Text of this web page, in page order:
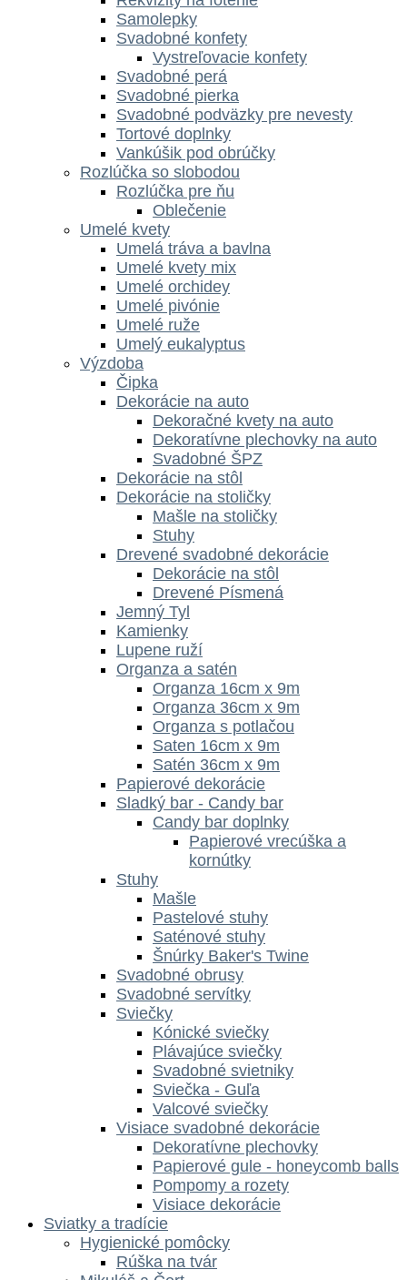
Samolepky
Svadobné konfety
Vystreľovacie konfety
Svadobné perá
Svadobné pierka
Svadobné podväzky pre nevesty
Tortové doplnky
Vankúšik pod obrúčky
Rozlúčka so slobodou
Rozlúčka pre ňu
Oblečenie
Umelé kvety
Umelá tráva a bavlna
Umelé kvety mix
Umelé orchidey
Umelé pivónie
Umelé ruže
Umelý eukalyptus
Výzdoba
Čipka
Dekorácie na auto
Dekoračné kvety na auto
Dekoratívne plechovky na auto
Svadobné ŠPZ
Dekorácie na stôl
Dekorácie na stoličky
Mašle na stoličky
Stuhy
Drevené svadobné dekorácie
Dekorácie na stôl
Drevené Písmená
Jemný Tyl
Kamienky
Lupene ruží
Organza a satén
Organza 16cm x 9m
Organza 36cm x 9m
Organza s potlačou
Saten 16cm x 9m
Satén 36cm x 9m
Papierové dekorácie
Sladký bar - Candy bar
Candy bar doplnky
Papierové vrecúška a
kornútky
Stuhy
Mašle
Pastelové stuhy
Saténové stuhy
Šnúrky Baker's Twine
Svadobné obrusy
Svadobné servítky
Sviečky
Kónické sviečky
Plávajúce sviečky
Svadobné svietniky
Sviečka - Guľa
Valcové sviečky
Visiace svadobné dekorácie
Dekoratívne plechovky
Papierové gule - honeycomb balls
Pompomy a rozety
Visiace dekorácie
Sviatky a tradície
Hygienické pomôcky
Rúška na tvár